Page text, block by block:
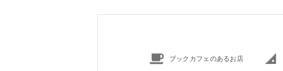
ブックカフェのあるお店